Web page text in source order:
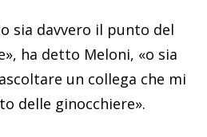
sia davvero il punto del
ha detto Meloni, «o sia
un collega che mi
delle ginocchiere».